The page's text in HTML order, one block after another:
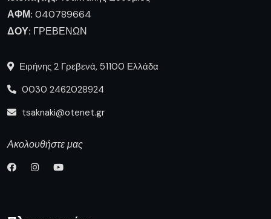
ΑΦΜ: 040789664
ΔΟΥ: ΓΡΕΒΕΝΩΝ
Ειρήνης 2 Γρεβενά, 51100 Ελλάδα
0030 2462028924
tsaknaki@otenet.gr
Ακολουθήστε μας